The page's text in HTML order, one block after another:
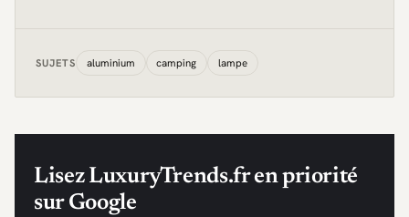
SUJETS aluminium camping lampe
Lisez LuxuryTrends.fr en priorité
sur Google